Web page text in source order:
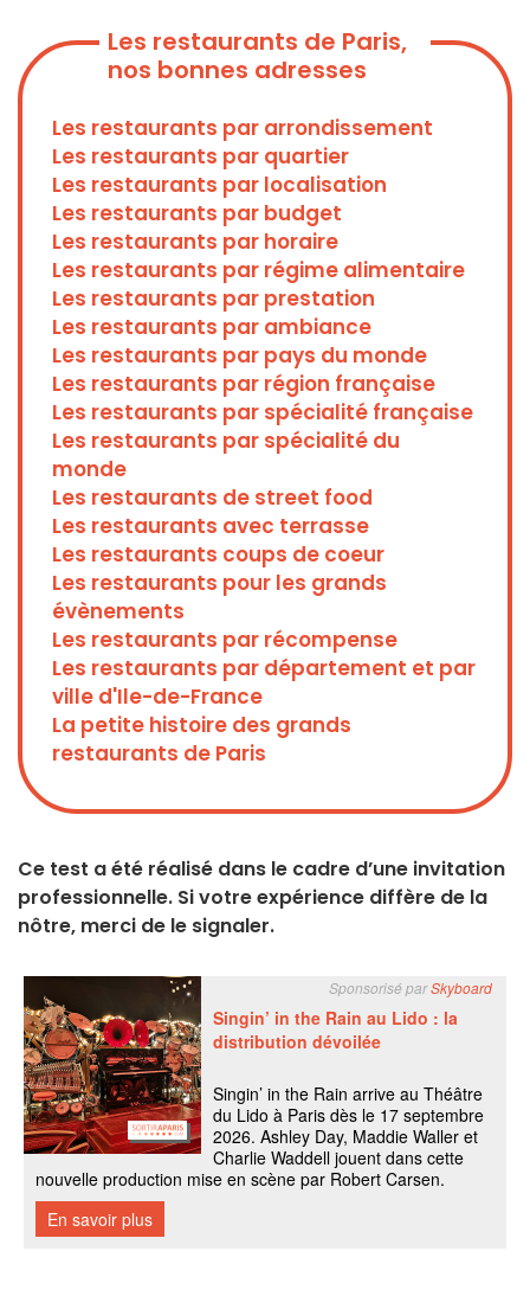
Les restaurants de Paris,
nos bonnes adresses
Les restaurants par arrondissement
Les restaurants par quartier
Les restaurants par localisation
Les restaurants par budget
Les restaurants par horaire
Les restaurants par régime alimentaire
Les restaurants par prestation
Les restaurants par ambiance
Les restaurants par pays du monde
Les restaurants par région française
Les restaurants par spécialité française
Les restaurants par spécialité du
monde
Les restaurants de street food
Les restaurants avec terrasse
Les restaurants coups de coeur
Les restaurants pour les grands
évènements
Les restaurants par récompense
Les restaurants par département et par
ville d'Ile-de-France
La petite histoire des grands
restaurants de Paris
Ce test a été réalisé dans le cadre d’une invitation
professionnelle. Si votre expérience diffère de la
nôtre, merci de le signaler.